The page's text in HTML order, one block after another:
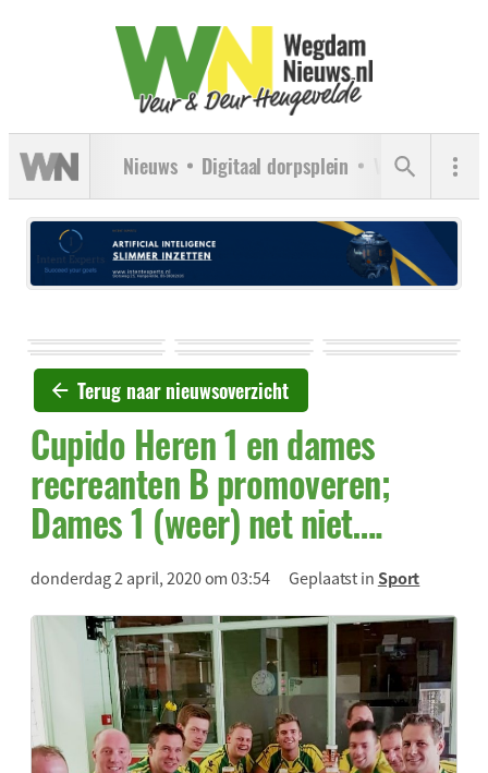
Nieuws Digitaal dorpsplein Verenigingen
Terug naar nieuwsoverzicht
Cupido Heren 1 en dames
recreanten B promoveren;
Dames 1 (weer) net niet….
donderdag 2 april, 2020 om 03:54 Geplaatst inSport